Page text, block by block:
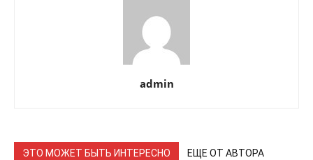
admin
ЭТО МОЖЕТ БЫТЬ ИНТЕРЕСНО ЕЩЕ ОТ АВТОРА